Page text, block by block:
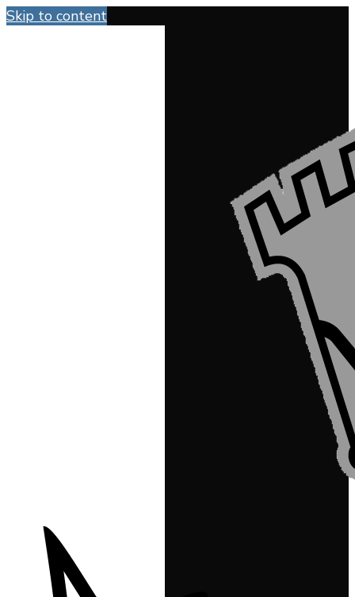
Skip to content